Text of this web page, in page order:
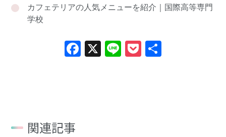
カフェテリアの人気メニューを紹介｜国際高等専門
学校
Facebook
X LinePocket
関連記事